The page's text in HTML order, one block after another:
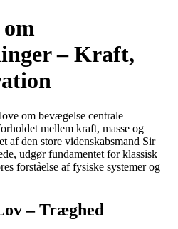
om
– Kraft,
om bevægelse centrale
mellem kraft, masse og
af den store videnskabsmand Sir
udgør fundamentet for klassisk
forståelse af fysiske systemer og
– Træghed